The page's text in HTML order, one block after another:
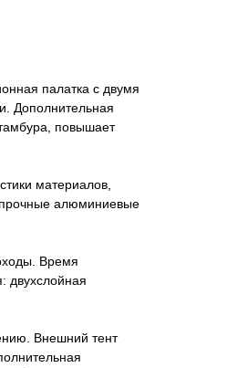
палатка с двумя
Дополнительная
повышает
материалов,
прочные алюминиевые
Время
двухслойная
Внешний тент